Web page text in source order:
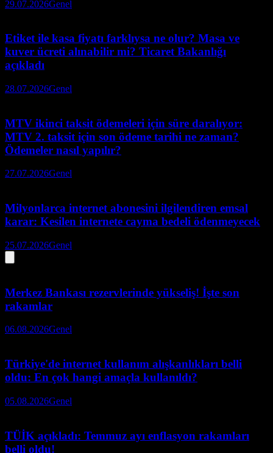
29.07.2026Genel
Etiket ile kasa fiyatı farklıysa ne olur? Masa ve
kuver ücreti alınabilir mi? Ticaret Bakanlığı
açıkladı
28.07.2026Genel
MTV ikinci taksit ödemeleri için süre daralıyor:
MTV 2. taksit için son ödeme tarihi ne zaman?
Ödemeler nasıl yapılır?
27.07.2026Genel
Milyonlarca internet abonesini ilgilendiren emsal
karar: Kesilen internete cayma bedeli ödenmeyecek
25.07.2026Genel
Merkez Bankası rezervlerinde yükseliş! İşte son
rakamlar
06.08.2026Genel
Türkiye'de internet kullanım alışkanlıkları belli
oldu: En çok hangi amaçla kullanıldı?
05.08.2026Genel
TÜİK açıkladı: Temmuz ayı enflasyon rakamları
belli oldu!